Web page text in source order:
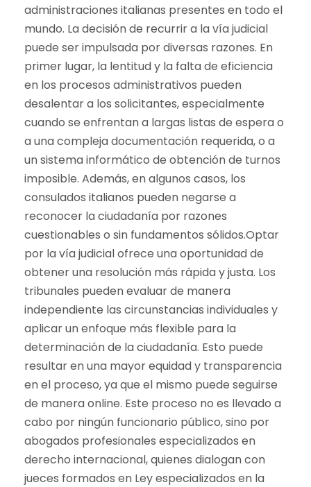
administraciones italianas presentes en todo el
mundo. La decisión de recurrir a la vía judicial
puede ser impulsada por diversas razones. En
primer lugar, la lentitud y la falta de eficiencia
en los procesos administrativos pueden
desalentar a los solicitantes, especialmente
cuando se enfrentan a largas listas de espera o
a una compleja documentación requerida, o a
un sistema informático de obtención de turnos
imposible. Además, en algunos casos, los
consulados italianos pueden negarse a
reconocer la ciudadanía por razones
cuestionables o sin fundamentos sólidos.Optar
por la vía judicial ofrece una oportunidad de
obtener una resolución más rápida y justa. Los
tribunales pueden evaluar de manera
independiente las circunstancias individuales y
aplicar un enfoque más flexible para la
determinación de la ciudadanía. Esto puede
resultar en una mayor equidad y transparencia
en el proceso, ya que el mismo puede seguirse
de manera online. Este proceso no es llevado a
cabo por ningún funcionario público, sino por
abogados profesionales especializados en
derecho internacional, quienes dialogan con
jueces formados en Ley especializados en la